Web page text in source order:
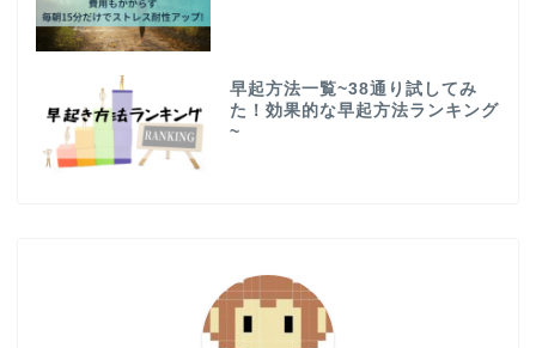
早起方法一覧~38通り試してみ
た！効果的な早起方法ランキング
~